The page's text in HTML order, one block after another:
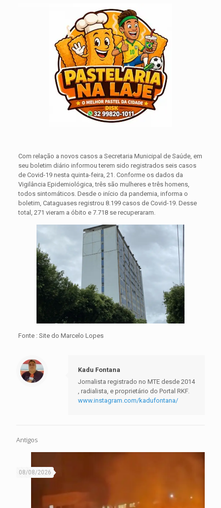
Com relação a novos casos a Secretaria Municipal de Saúde, em
seu boletim diário informou terem sido registrados seis casos
de Covid-19 nesta quinta-feira, 21. Conforme os dados da
Vigilância Epidemiológica, três são mulheres e três homens,
todos sintomáticos. Desde o início da pandemia, informa o
boletim, Cataguases registrou 8.199 casos de Covid-19. Desse
total, 271 vieram a óbito e 7.718 se recuperaram.
Fonte : Site do Marcelo Lopes
Kadu Fontana
Jornalista registrado no MTE desde 2014
, radialista, e proprietário do Portal RKF.
www.instagram.com/kadufontana/
Antigos
08/08/2026